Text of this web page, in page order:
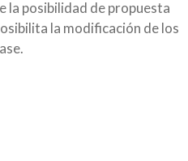
la posibilidad de propuesta
la modificación de los